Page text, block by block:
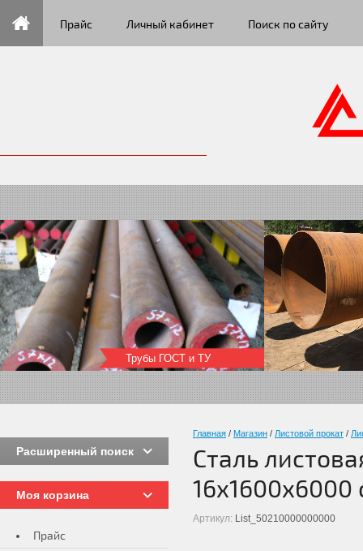
Прайс Личный кабинет Поиск по сайту
Трубы ГОСТ и ТУ
Главная / Магазин / Листовой прокат /
Сталь
16х1600х6000
Артикул: List_50210000000000
Расширенный поиск
Моя корзина
Прайс